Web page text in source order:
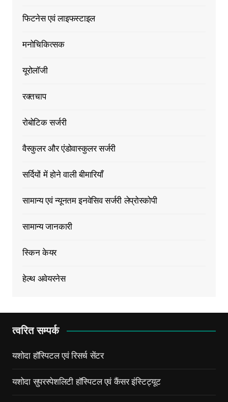
फिटनेस एवं लाइफस्टाइल
मनोचिकित्सक
यूरोलॉजी
रक्तचाप
रोबोटिक सर्जरी
वैस्कुलर और एंडोवास्कुलर सर्जरी
सर्दियों में होने वाली बीमारियाँ
सामान्य एवं न्यूनतम इनवेसिव सर्जरी लेप्रोस्कोपी
सामान्य जानकारी
स्किन केयर
हेल्थ अवेयरनेस
त्वरित सम्पर्क
यशोदा हॉस्पिटल एवं रिसर्च सेंटर
यशोदा सुपरस्पेशलिटी हॉस्पिटल एवं कैंसर इंस्टिट्यूट